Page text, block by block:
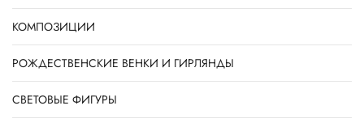
КОМПОЗИЦИИ
РОЖДЕСТВЕНСКИЕ ВЕНКИ И ГИРЛЯНДЫ
СВЕТОВЫЕ ФИГУРЫ